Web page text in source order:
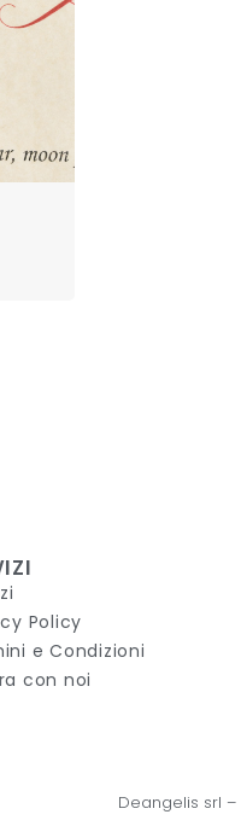
Policy
e Condizioni
con noi
Deangelis srl –